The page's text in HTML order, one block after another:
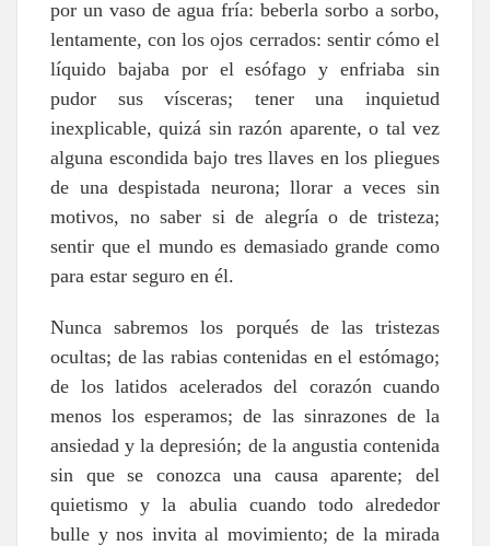
por un vaso de agua fría: beberla sorbo a sorbo,
lentamente, con los ojos cerrados: sentir cómo el
líquido bajaba por el esófago y enfriaba sin
pudor sus vísceras; tener una inquietud
inexplicable, quizá sin razón aparente, o tal vez
alguna escondida bajo tres llaves en los pliegues
de una despistada neurona; llorar a veces sin
motivos, no saber si de alegría o de tristeza;
sentir que el mundo es demasiado grande como
para estar seguro en él.
Nunca sabremos los porqués de las tristezas
ocultas; de las rabias contenidas en el estómago;
de los latidos acelerados del corazón cuando
menos los esperamos; de las sinrazones de la
ansiedad y la depresión; de la angustia contenida
sin que se conozca una causa aparente; del
quietismo y la abulia cuando todo alrededor
bulle y nos invita al movimiento; de la mirada